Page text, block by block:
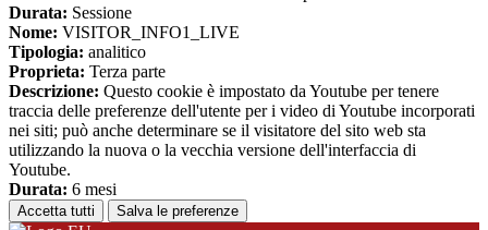
Durata: Sessione
Nome: VISITOR_INFO1_LIVE
Tipologia: analitico
Proprieta: Terza parte
Descrizione: Questo cookie è impostato da Youtube per tenere
traccia delle preferenze dell'utente per i video di Youtube incorporati
nei siti; può anche determinare se il visitatore del sito web sta
utilizzando la nuova o la vecchia versione dell'interfaccia di
Youtube.
Durata: 6 mesi
Accetta tutti Salva le preferenze